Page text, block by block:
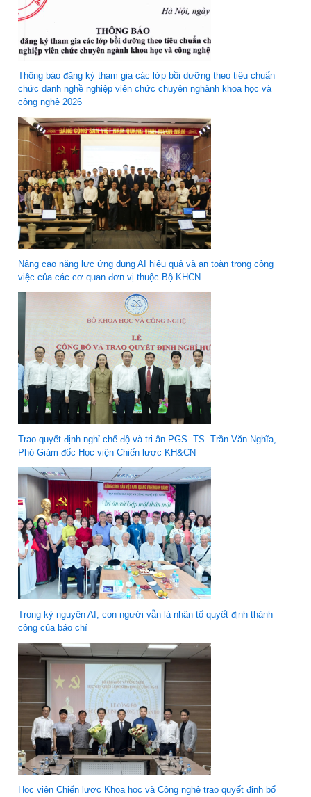
Thông báo đăng ký tham gia các lớp bồi dưỡng theo tiêu chuẩn
chức danh nghề nghiệp viên chức chuyên nghành khoa học và
công nghệ 2026
Nâng cao năng lực ứng dụng AI hiệu quả và an toàn trong công
việc của các cơ quan đơn vị thuộc Bộ KHCN
Trao quyết định nghỉ chế độ và tri ân PGS. TS. Trần Văn Nghĩa,
Phó Giám đốc Học viện Chiến lược KH&CN
Trong kỷ nguyên AI, con người vẫn là nhân tố quyết định thành
công của báo chí
Học viện Chiến lược Khoa học và Công nghệ trao quyết định bổ